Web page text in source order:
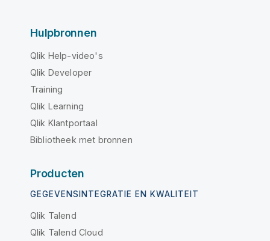
Hulpbronnen
Qlik Help-video's
Qlik Developer
Training
Qlik Learning
Qlik Klantportaal
Bibliotheek met bronnen
Producten
GEGEVENSINTEGRATIE EN KWALITEIT
Qlik Talend
Qlik Talend Cloud